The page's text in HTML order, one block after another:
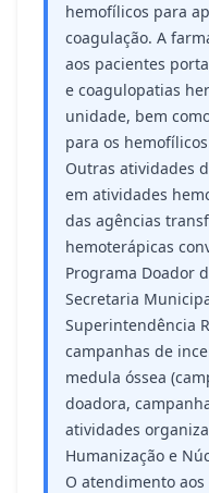
hemofílicos para
coagulação. A
aos pacientes
e coagulopatias
unidade, bem
para os
Outras atividades
em atividades
das agências
hemoterápicas
Programa Doador
Secretaria
Superintendência
campanhas de
medula óssea
doadora,
atividades
Humanização e
O atendimento